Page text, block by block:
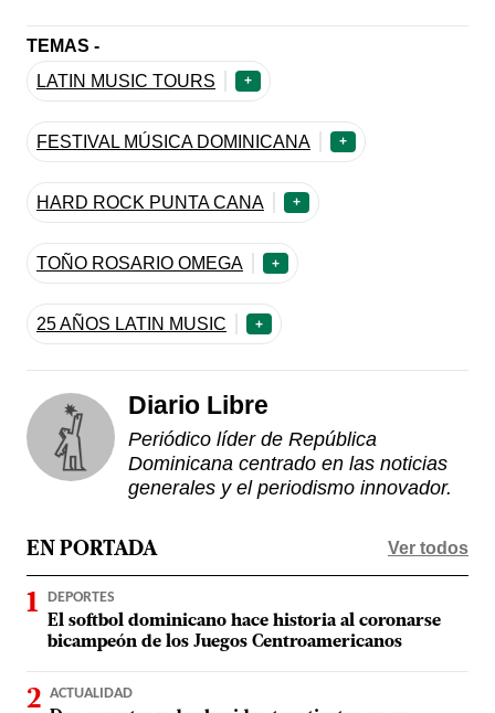
TEMAS -
LATIN MUSIC TOURS
+
FESTIVAL MÚSICA DOMINICANA +
HARD ROCK PUNTA CANA +
TOÑO ROSARIO OMEGA +
25 AÑOS LATIN MUSIC +
Diario Libre
Periódico líder de República
Dominicana centrado en las noticias
generales y el periodismo innovador.
EN PORTADA Ver todos
DEPORTES
El softbol dominicano hace historia al coronarse
bicampeón de los Juegos Centroamericanos
ACTUALIDAD